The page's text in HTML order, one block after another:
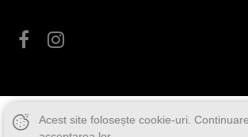
Acest site folosește cookie-uri.